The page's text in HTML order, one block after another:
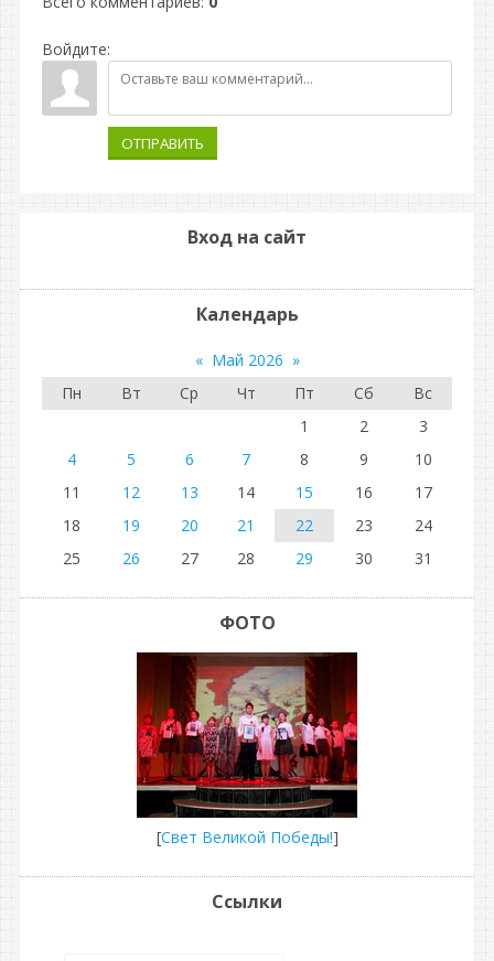
Войдите:
ОТПРАВИТЬ
Вход на сайт
Календарь
« Май 2026 »
Пн
Вт Ср Чт Пт Сб
Вс
1
2
3
4
5 6 7 8 9
10
11
12 13 14 15 16
17
18
19 20 21 22 23
24
25
26 27 28 29 30 31
ФОТО
[Свет Великой Победы!]
Ссылки